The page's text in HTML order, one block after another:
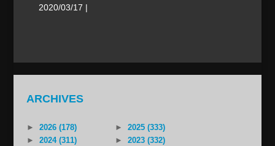
2020/03/17 |
ARCHIVES
► 2026 (178) ►
2025 (333)
►
2024 (311) ►
2023 (332)